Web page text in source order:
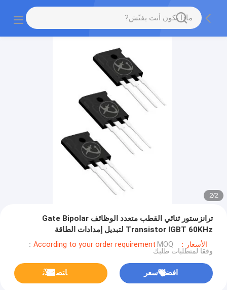
2
/
2
ترانزستور ثنائي القطب متعدد الوظائف Gate Bipolar
Transistor IGBT 60KHz لتبديل إمدادات الطاقة
الأسعار：According to your order requirement MOQ：
وفقا لمتطلبات طلبك
افضل سعر ﺎﺘﺼﻟ ﺍﻶﻧ